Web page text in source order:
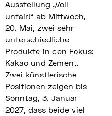
Ausstellung „Voll
unfair!“ ab Mittwoch,
20. Mai, zwei sehr
unterschiedliche
Produkte in den Fokus:
Kakao und Zement.
Zwei künstlerische
Positionen zeigen bis
Sonntag, 3. Januar
2027, dass beide viel